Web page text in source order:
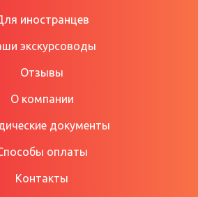
иностранцев
экскурсоводы
Отзывы
О компании
документы
оплаты
Контакты